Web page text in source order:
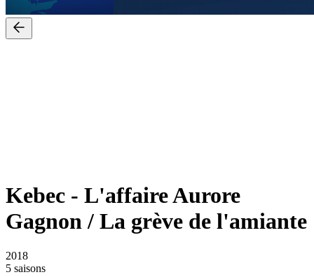
Kebec - L'affaire Aurore
Gagnon / La grève de l'amiante
2018
5 saisons